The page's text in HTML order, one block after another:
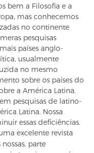
bem a Filosofia e a
mas conhecemos
no continente
pesquisas
países anglo-
usualmente
no mesmo
sobre os países do
a América Latina.
pesquisas de latino-
Latina. Nossa
essas deficiências.
excelente revista
parte